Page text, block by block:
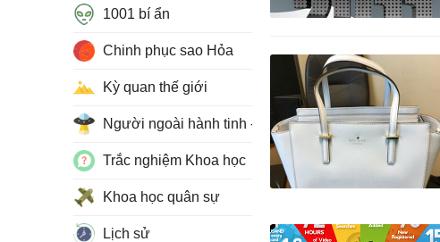
1001 bí ẩn
Chinh phục sao Hỏa
Kỳ quan thế giới
Người ngoài hành tinh - UFO
Trắc nghiệm Khoa học
Khoa học quân sự
Lịch sử